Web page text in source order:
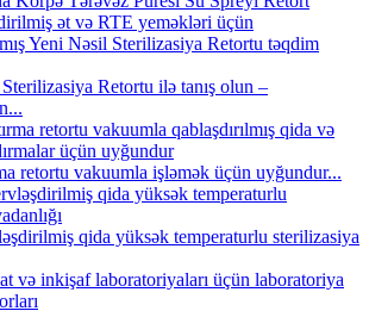
Retortu ilə tanış olun –
retortu vakuumla işləmək üçün uyğundur...
qida yüksək temperaturlu sterilizasiya